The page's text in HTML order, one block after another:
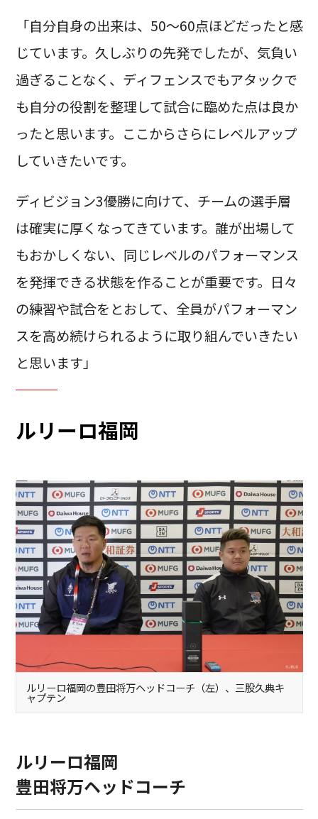
「自分自身の出来は、50〜60点ほどだったと感
じています。久しぶりの先発でしたが、気負い
過ぎることなく、ディフェンスでもアタックで
も自分の役割を整理して試合に臨めた点は良か
ったと思います。ここからさらにレベルアップ
していきたいです。
ディビジョン3優勝に向けて、チームの選手層
は確実に厚くなってきています。誰が出場して
もおかしくない、同じレベルのパフォーマンス
を発揮できる状態を作ることが重要です。日々
の練習や試合をとおして、全員がパフォーマン
スを高め続けられるように取り組んでいきたい
と思います」
ルリーロ福岡
ルリーロ福岡の豊田将万ヘッドコーチ（左）、三股久典キ
ャプテン
ルリーロ福岡
豊田将万ヘッドコーチ